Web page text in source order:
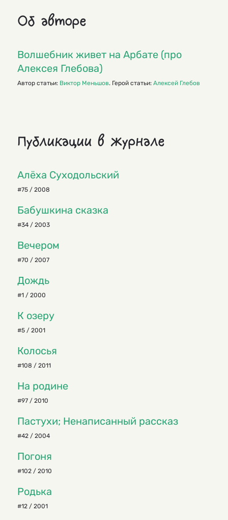
Об авторе
Волшебник живет на Арбате (про
Алексея Глебова)
Автор статьи: Виктор Меньшов. Герой статьи: Алексей Глебов
Публикации в журнале
Алёха Суходольский
#75 / 2008
Бабушкина сказка
#34 / 2003
Вечером
#70 / 2007
Дождь
#1 / 2000
К озеру
#5 / 2001
Колосья
#108 / 2011
На родине
#97 / 2010
Пастухи; Ненаписанный рассказ
#42 / 2004
Погоня
#102 / 2010
Родька
#12 / 2001